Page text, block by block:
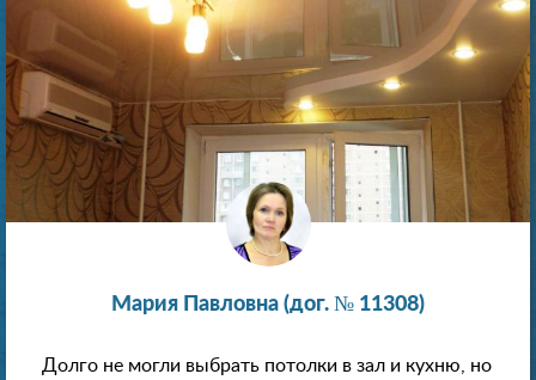
Мария Павловна (дог. № 11308)
Долго не могли выбрать потолки в зал и кухню, но